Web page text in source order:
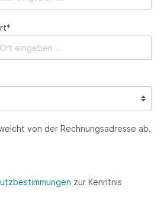
von der Rechnungsadresse ab.
zur Kenntnis